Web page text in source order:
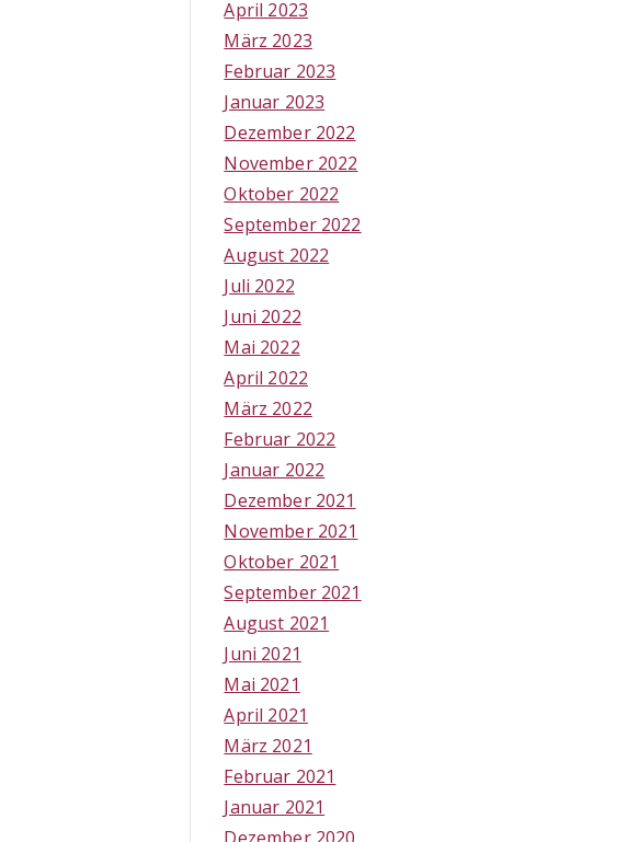
April 2023
März 2023
Februar 2023
Januar 2023
Dezember 2022
November 2022
Oktober 2022
September 2022
August 2022
Juli 2022
Juni 2022
Mai 2022
April 2022
März 2022
Februar 2022
Januar 2022
Dezember 2021
November 2021
Oktober 2021
September 2021
August 2021
Juni 2021
Mai 2021
April 2021
März 2021
Februar 2021
Januar 2021